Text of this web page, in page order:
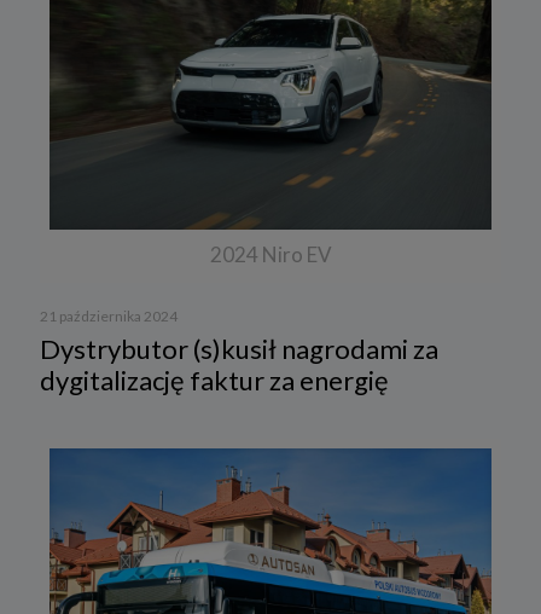
2024 Niro EV
21 października 2024
Dystrybutor (s)kusił nagrodami za
dygitalizację faktur za energię